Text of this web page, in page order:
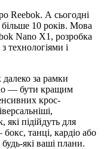
Reebok. А сьогодні
10 років. Мова
Nano X1, розробка
технологіями і
за рамки
— бути кращим
крос-
які підійдуть для
танці, кардіо або
які ваші плани.